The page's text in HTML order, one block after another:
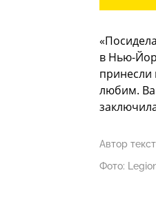
в Нью-
принесли
любим.
Автор
Фото: